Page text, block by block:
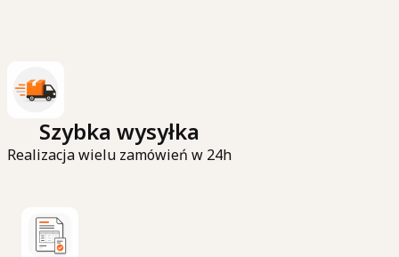
Szybka wysyłka
Realizacja wielu zamówień w 24h